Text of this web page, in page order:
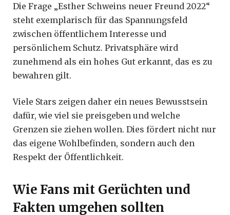
Die Frage „Esther Schweins neuer Freund 2022“
steht exemplarisch für das Spannungsfeld
zwischen öffentlichem Interesse und
persönlichem Schutz. Privatsphäre wird
zunehmend als ein hohes Gut erkannt, das es zu
bewahren gilt.
Viele Stars zeigen daher ein neues Bewusstsein
dafür, wie viel sie preisgeben und welche
Grenzen sie ziehen wollen. Dies fördert nicht nur
das eigene Wohlbefinden, sondern auch den
Respekt der Öffentlichkeit.
Wie Fans mit Gerüchten und
Fakten umgehen sollten